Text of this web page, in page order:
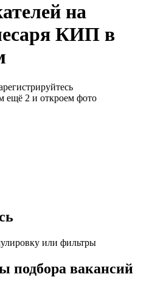
на
КИП в
ещё 2 и откроем фото
или фильтры
подбора вакансий